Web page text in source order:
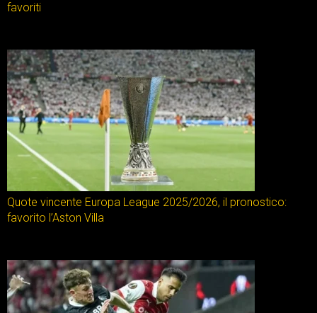
favoriti
Quote vincente Europa League 2025/2026, il pronostico:
favorito l’Aston Villa